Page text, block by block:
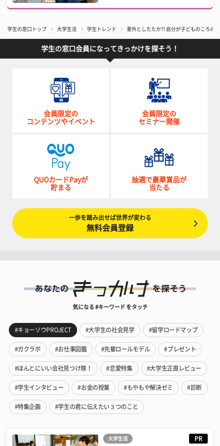
学生の窓口トップ 大学生活 学生トレンド 意外としたたか?! 自分が子どものころの
学生の窓口会員になってきっかけを探そう！
会員限定の
コンテンツやイベント
会員限定の
セミナー開催
QUOカードPayが
貯まる
抽選で豪華賞品が
当たる
一歩を踏み出せば世界が変わる
無料会員登録
気になる #キーワード をタッチ
#キョーソウPROJECT #大学生の社会見学 #留学ロードマップ
#ガクラボ #お仕事図鑑 #先輩ロールモデル #プレゼント
#ほんとにいい会社見つけ隊！ #恋愛特集 #大学生正直レビュー
#学生インタビュー #お金の授業 #もやもや解決ゼミ #診断
#特集企画 #学生の君に伝えたい３つのこと
大学生活 PR